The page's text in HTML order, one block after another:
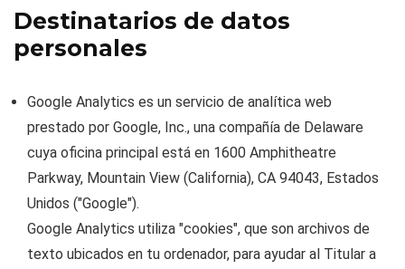
Destinatarios de datos
personales
Google Analytics es un servicio de analítica web
prestado por Google, Inc., una compañía de Delaware
cuya oficina principal está en 1600 Amphitheatre
Parkway, Mountain View (California), CA 94043, Estados
Unidos ("Google").
Google Analytics utiliza "cookies", que son archivos de
texto ubicados en tu ordenador, para ayudar al Titular a